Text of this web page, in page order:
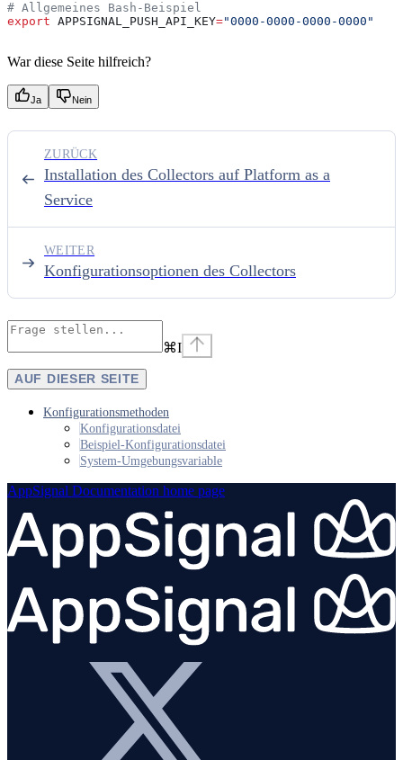
# Allgemeines Bash-Beispiel
export APPSIGNAL_PUSH_API_KEY="0000-0000-0000-0000"
War diese Seite hilfreich?
Ja Nein
Installation des Collectors auf Platform as a
Service
ZURÜCK
Konfigurationsoptionen des Collectors
WEITER
⌘I
AUF DIESER SEITE
Konfigurationsmethoden
Konfigurationsdatei
Beispiel-Konfigurationsdatei
System-Umgebungsvariable
AppSignal Documentation home page